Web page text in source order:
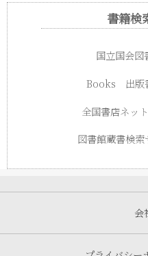
書籍検
国立国会図
Books 出版
全国書店ネッ
図書館蔵書検索
会